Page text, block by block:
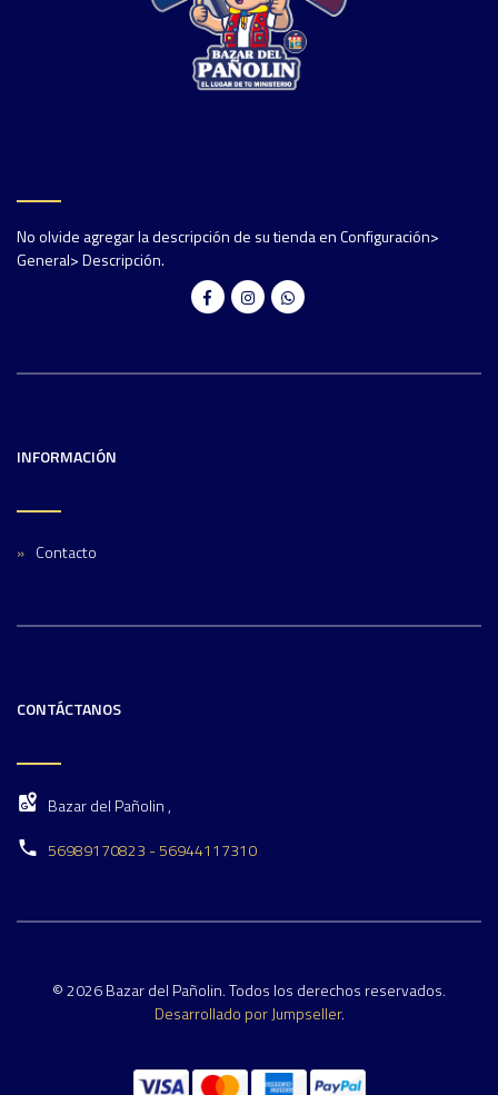
No olvide agregar la descripción de su tienda en Configuración>
General> Descripción.
INFORMACIÓN
Contacto
CONTÁCTANOS
Bazar del Pañolin ,
56989170823 - 56944117310
© 2026 Bazar del Pañolin. Todos los derechos reservados.
Desarrollado por Jumpseller.